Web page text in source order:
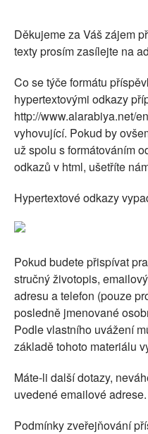
RUBRIKY
PLNÁ VERZE STRÁNEK
Děkujeme za Váš zájem
texty prosím zasílejte na
Co se týče formátu
hypertextovými odkazy
http://www.alarabiya.net/
vyhovující. Pokud by
už spolu s formátováním
odkazů v html, ušetříte
Hypertextové odkazy
Pokud budete přispívat
stručný životopis,
adresu a telefon (pouze
posledně jmenované
Podle vlastního uvážení
základě tohoto materiálu
Máte-li další dotazy,
uvedené emailové adrese.
Podmínky zveřejňování